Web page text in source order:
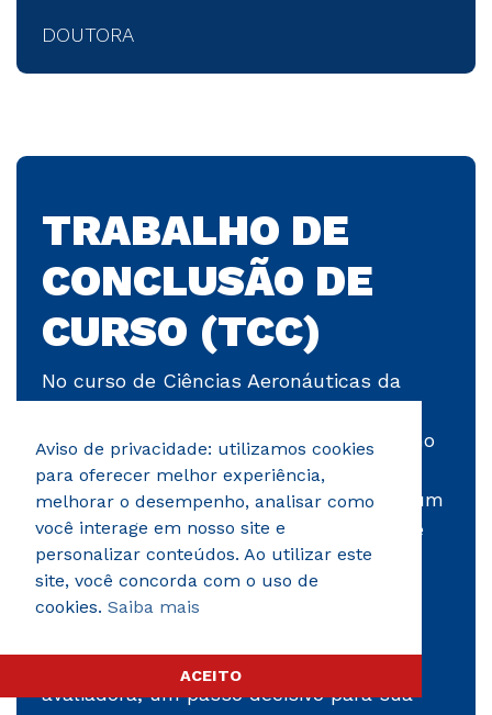
Sistemas de Aeronaves
Marketing e Gestão Comercial
na Aviação
Segurança de Voo e Prevenção
contra Atos de Interferência Ilícita
Física Aplicada II
Sistema de Segurança
Operacional
QUARTO SEMESTRE
Gestão de pessoas
DOUTORA
TRABALHO DE
CONCLUSÃO DE
CURSO (TCC)
No curso de Ciências Aeronáuticas da
que destaca sua capacidade de inovar no
campo da aviação. Com a orientação de
professores experientes, você escolhe um
tema relevante, conduz uma pesquisa e
aplica seus conhecimentos teóricos em
um contexto prático.
avaliadora, um passo decisivo para sua
Aviso de privacidade: utilizamos cookies
para oferecer melhor experiência,
melhorar o desempenho, analisar como
você interage em nosso site e
personalizar conteúdos. Ao utilizar este
site, você concorda com o uso de
cookies. Saiba mais
ACEITO